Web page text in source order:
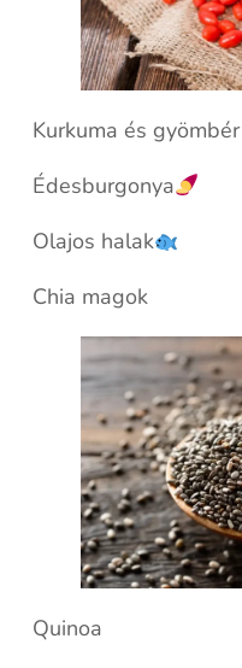
Kurkuma és gyömbér
Édesburgonya
Olajos halak
Chia magok
Quinoa